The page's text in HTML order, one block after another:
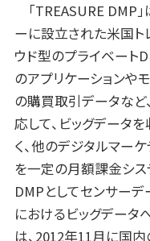
「TREASURE DMP
ーに設立された米国ト
ウド型のプライベート
のアプリケーションや
の購買取引データなど
応して、ビッグデータ
く、他のデジタルマー
を一定の月額課金シス
DMPとしてセンサー
におけるビッグデータ
は、2012年11月に国